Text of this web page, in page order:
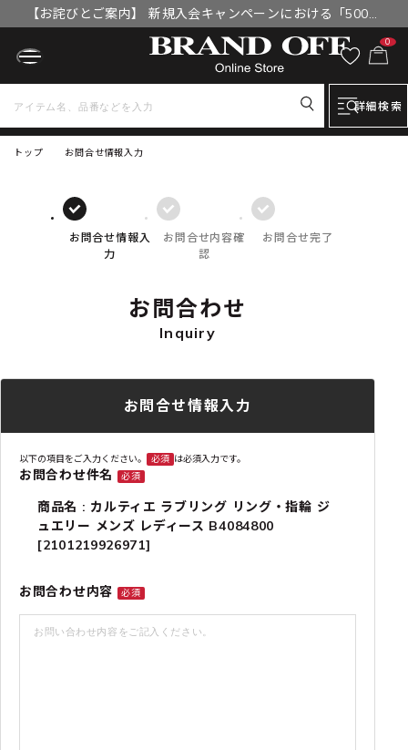
【お詫びとご案内】 新規入会キャンペーンにおける「500円
OFFクーポン」付与漏れと補填について
0
詳細検索
トップ お問合せ情報入力
お問合せ情報入
力
お問合せ内容確
認
お問合せ完了
お問合わせ
Inquiry
お問合せ情報入力
以下の項目をご入力ください。 必須 は必須入力です。
お問合わせ件名 必須
商品名 : カルティエ ラブリング リング・指輪 ジ
ュエリー メンズ レディース B4084800
[2101219926971]
お問合わせ内容 必須